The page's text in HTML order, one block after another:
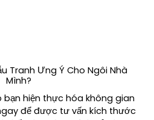
Tranh Ưng Ý Cho Ngôi Nhà
Mình?
bạn hiện thực hóa không gian
để được tư vấn kích thước